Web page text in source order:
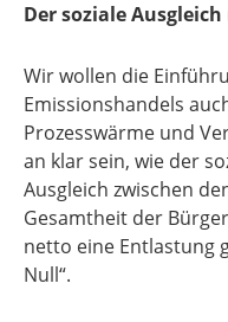
Der soziale
Wir wollen die
Emissionshandels
Prozesswärme und
an klar sein, wie der
Ausgleich zwischen
Gesamtheit der
netto eine Entlastung
Null“.